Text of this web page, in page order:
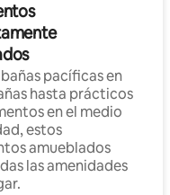
pacíficas en
hasta prácticos
en el medio
estos
amueblados
las amenidades